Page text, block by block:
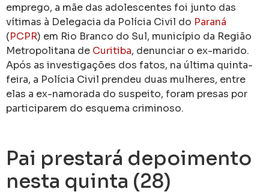
emprego, a mãe das adolescentes foi junto das
vítimas à Delegacia da Polícia Civil do Paraná
(PCPR) em Rio Branco do Sul, município da Região
Metropolitana de Curitiba, denunciar o ex-marido.
Após as investigações dos fatos, na última quinta-
feira, a Polícia Civil prendeu duas mulheres, entre
elas a ex-namorada do suspeito, foram presas por
participarem do esquema criminoso.
Pai prestará depoimento
nesta quinta (28)